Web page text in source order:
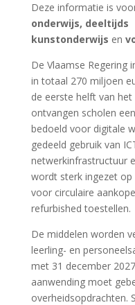
Deze informatie is
onderwijs, deeltijds
kunstonderwijs en
De Vlaamse Regering
in totaal 270 miljoen
de eerste helft van
ontvangen scholen
bedoeld voor digitale
gedeeld gebruik van
netwerkinfrastructuur
wordt sterk ingezet
voor circulaire
refurbished toestellen.
De middelen worden
leerling- en
met 31 december
aanwending moet
overheidsopdrachten.